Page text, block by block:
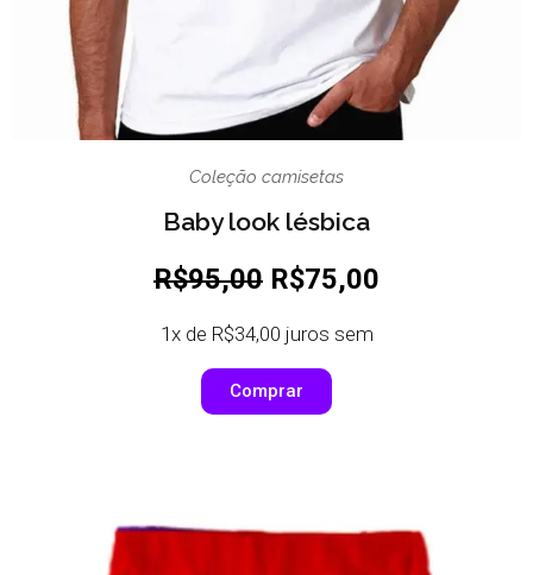
Coleção camisetas
Baby look lésbica
R$95,00 R$75,00
1x de R$34,00 juros sem
Comprar